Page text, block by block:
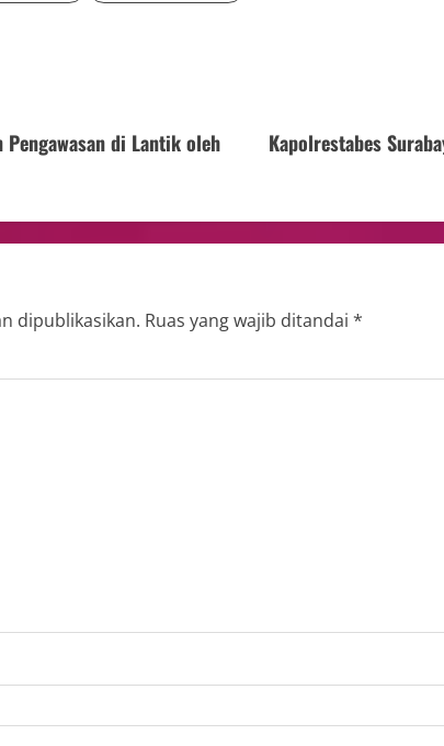
di Lantik oleh
Kapolrestabes
dipublikasikan. Ruas yang wajib ditandai *